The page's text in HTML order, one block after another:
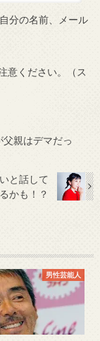
分の名前、メール
意ください。（ス
親はデマだっ
と話して
かも！？
男性芸能人